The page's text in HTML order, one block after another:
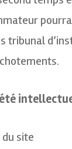
tribunal
site